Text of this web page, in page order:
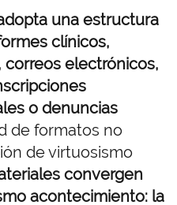
una estructura
clínicos,
electrónicos,
o denuncias
de formatos no
de virtuosismo
convergen
acontecimiento: la